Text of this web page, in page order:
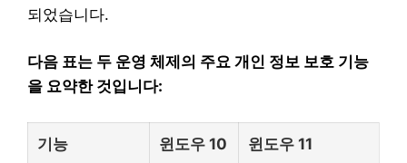
되었습니다.
다음 표는 두 운영 체제의 주요 개인 정보 보호 기능
을 요약한 것입니다:
기능 윈도우 10 윈도우 11